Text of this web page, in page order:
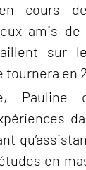
en cours
amis de
sur
tournera en
Pauline
en